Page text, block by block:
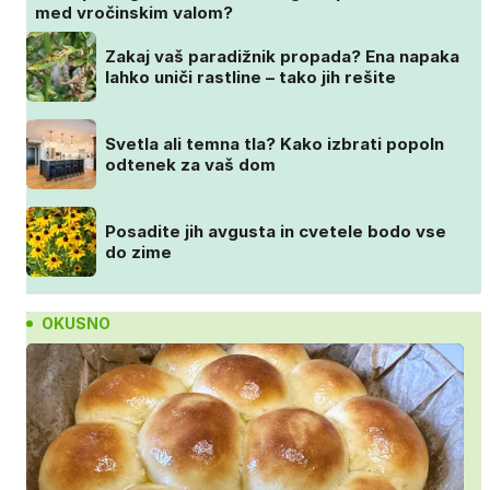
med vročinskim valom?
Zakaj vaš paradižnik propada? Ena napaka
lahko uniči rastline – tako jih rešite
Svetla ali temna tla? Kako izbrati popoln
odtenek za vaš dom
Posadite jih avgusta in cvetele bodo vse
do zime
OKUSNO